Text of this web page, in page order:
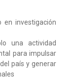
en investigación
una actividad
para impulsar
país y generar